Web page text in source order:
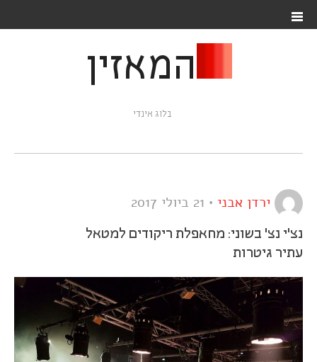
המאזין
בלוג אינדי
ירדן אבני • 21 ביולי 2017
נצ'י נצ' בשוני: מחאפלת ריקודים למטאל
עתיר גיטרות